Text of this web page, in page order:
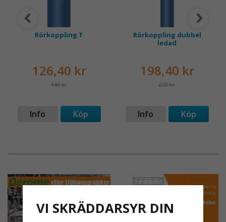
Rörkoppling T
126,40 kr
140 kr
Info Köp
Rörkoppling dubbel
ledad
198,40 kr
220 kr
Info Köp
VI SKRÄDDARSYR DIN